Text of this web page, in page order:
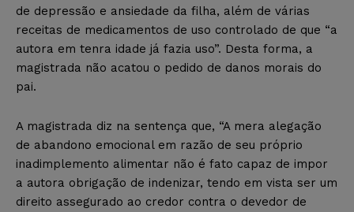
de depressão e ansiedade da filha, além de várias
receitas de medicamentos de uso controlado de que “a
autora em tenra idade já fazia uso”. Desta forma, a
magistrada não acatou o pedido de danos morais do
pai.
A magistrada diz na sentença que, “A mera alegação
de abandono emocional em razão de seu próprio
inadimplemento alimentar não é fato capaz de impor
a autora obrigação de indenizar, tendo em vista ser um
direito assegurado ao credor contra o devedor de